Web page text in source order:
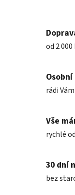
od 2 000
rádi
Vše
rychlé
30 dní
bez